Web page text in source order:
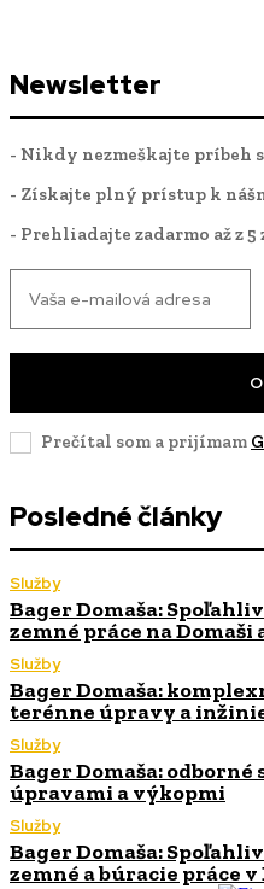
Newsletter
- Nikdy nezmeškajte príbeh
- Získajte plný prístup k
- Prehliadajte zadarmo až z
Prečítal som a prijímam
Posledné články
Služby
Bager Domaša:
zemné práce na Domaši
Služby
Bager Domaša:
terénne úpravy a
Služby
Bager Domaša:
úpravami a výkopmi
Služby
Bager Domaša:
zemné a búracie práce v